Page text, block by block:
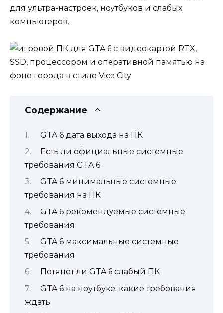
для ультра-настроек, ноутбуков и слабых
компьютеров.
Содержание
GTA 6 дата выхода на ПК
Есть ли официальные системные
требования GTA 6
GTA 6 минимальные системные
требования на ПК
GTA 6 рекомендуемые системные
требования
GTA 6 максимальные системные
требования
Потянет ли GTA 6 слабый ПК
GTA 6 на ноутбуке: какие требования
ждать